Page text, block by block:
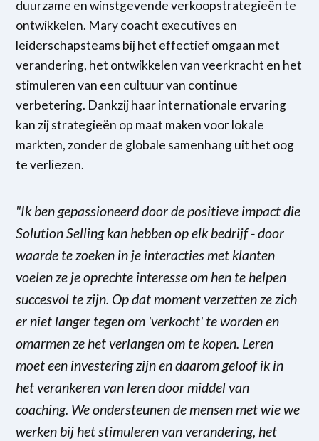
duurzame en winstgevende verkoopstrategieën te
ontwikkelen. Mary coacht executives en
leiderschapsteams bij het effectief omgaan met
verandering, het ontwikkelen van veerkracht en het
stimuleren van een cultuur van continue
verbetering. Dankzij haar internationale ervaring
kan zij strategieën op maat maken voor lokale
markten, zonder de globale samenhang uit het oog
te verliezen.
"Ik ben gepassioneerd door de positieve impact die
Solution Selling kan hebben op elk bedrijf - door
waarde te zoeken in je interacties met klanten
voelen ze je oprechte interesse om hen te helpen
succesvol te zijn. Op dat moment verzetten ze zich
er niet langer tegen om 'verkocht' te worden en
omarmen ze het verlangen om te kopen. Leren
moet een investering zijn en daarom geloof ik in
het verankeren van leren door middel van
coaching. We ondersteunen de mensen met wie we
werken bij het stimuleren van verandering, het